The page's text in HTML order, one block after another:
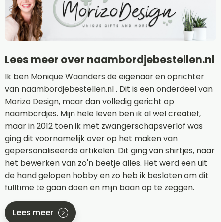
Lees meer over naambordjebestellen.nl
Ik ben Monique Waanders de eigenaar en oprichter
van naambordjebestellen.nl . Dit is een onderdeel van
Morizo Design, maar dan volledig gericht op
naambordjes. Mijn hele leven ben ik al wel creatief,
maar in 2012 toen ik met zwangerschapsverlof was
ging dit voornamelijk over op het maken van
gepersonaliseerde artikelen. Dit ging van shirtjes, naar
het bewerken van zo'n beetje alles. Het werd een uit
de hand gelopen hobby en zo heb ik besloten om dit
fulltime te gaan doen en mijn baan op te zeggen.
Lees meer